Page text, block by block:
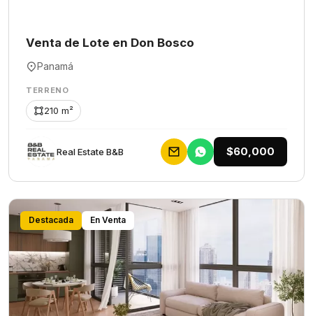
Venta de Lote en Don Bosco
Panamá
TERRENO
210 m²
Rеаl Еstаtе В&В $60,000
Destacada En Venta